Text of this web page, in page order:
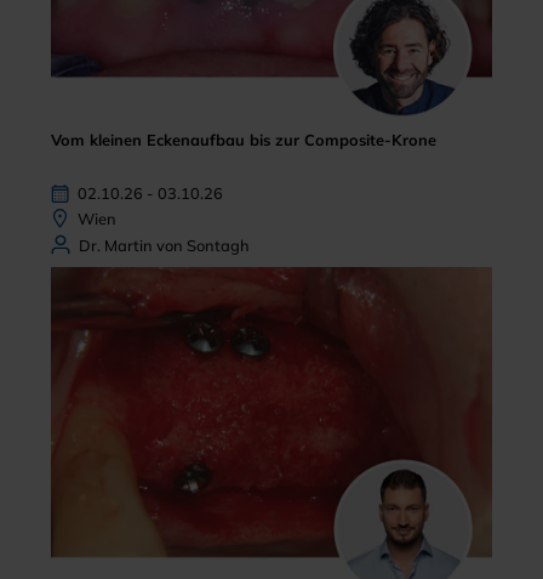
Vom kleinen Eckenaufbau bis zur Composite-Krone
02.10.26 - 03.10.26
Wien
Dr. Martin von Sontagh